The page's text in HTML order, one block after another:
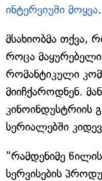
ინტერვიუში მოყვა.
მსახიობმა თქვა,
როცა
რომანტიკული
მიიჩქაროდნენ.
კინოინდუსტრიის
სერიალებში
"რამდენიმე
სერვისების